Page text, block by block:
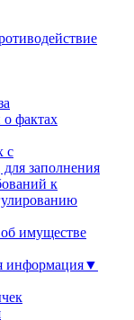
о фактах
с
заполнения
к
имуществе
информация▼